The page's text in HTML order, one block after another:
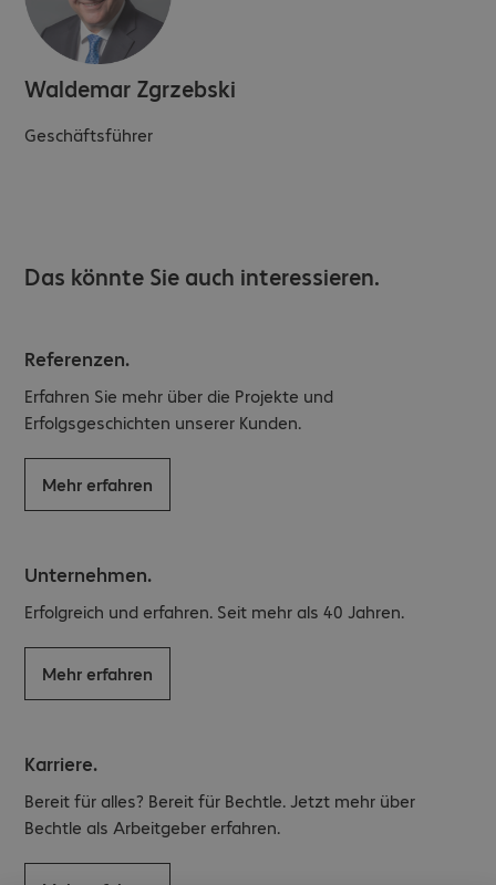
Waldemar Zgrzebski
Geschäftsführer
Das könnte Sie auch interessieren.
Referenzen.
Erfahren Sie mehr über die Projekte und
Erfolgsgeschichten unserer Kunden.
Mehr erfahren
Unternehmen.
Erfolgreich und erfahren. Seit mehr als 40 Jahren.
Mehr erfahren
Karriere.
Bereit für alles? Bereit für Bechtle. Jetzt mehr über
Bechtle als Arbeitgeber erfahren.